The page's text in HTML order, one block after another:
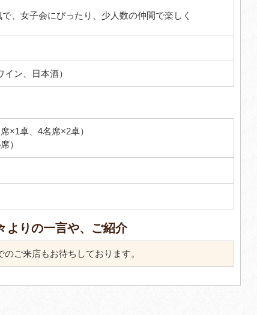
、女子会にぴったり、少人数の仲間で楽しく
ン、日本酒）
×1卓、4名席×2卓）
）
よりの一言や、ご紹介
ご来店もお待ちしております。